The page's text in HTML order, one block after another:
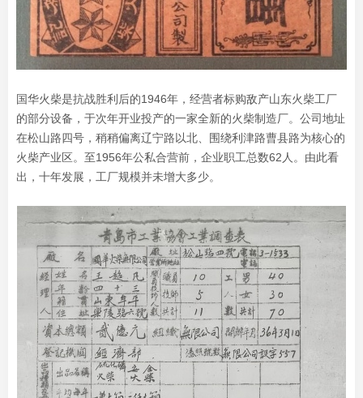
国华火柴是抗战胜利后的1946年，经营者标购敌产山东火柴工厂
的部分设备，于次年开业投产的一家全新的火柴制造厂。公司地址
在松山路四号，稍稍偏离辽宁路以北、围绕利津路曹县路为核心的
火柴产业区。至1956年公私合营前，企业职工总数62人。由此看
出，十年发展，工厂规模并未增大多少。